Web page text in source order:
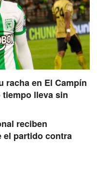
racha en El Campín
lleva sin
reciben
el partido contra